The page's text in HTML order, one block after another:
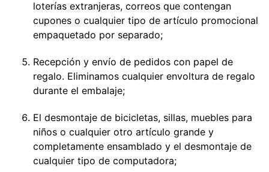
loterías extranjeras, correos que contengan
cupones o cualquier tipo de artículo promocional
empaquetado por separado;
Recepción y envío de pedidos con papel de
regalo. Eliminamos cualquier envoltura de regalo
durante el embalaje;
El desmontaje de bicicletas, sillas, muebles para
niños o cualquier otro artículo grande y
completamente ensamblado y el desmontaje de
cualquier tipo de computadora;